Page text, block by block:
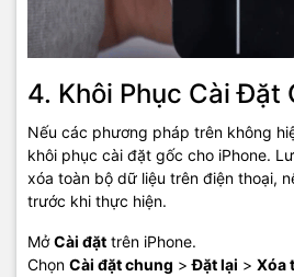
4. Khôi Phục Cài Đặt
Nếu các phương pháp trên không
khôi phục cài đặt gốc cho iPhone.
xóa toàn bộ dữ liệu trên điện thoại,
trước khi thực hiện.
MởCài đặt trên iPhone.
Chọn Cài đặt chung >Đặt lại > Xóa